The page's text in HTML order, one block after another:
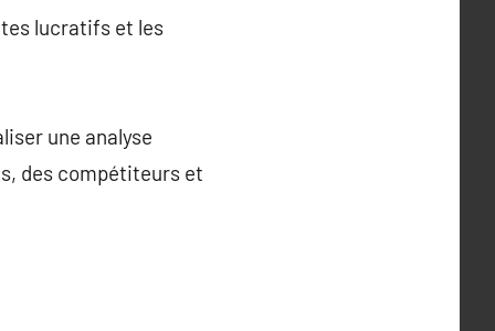
lucratifs et les
une analyse
des compétiteurs et